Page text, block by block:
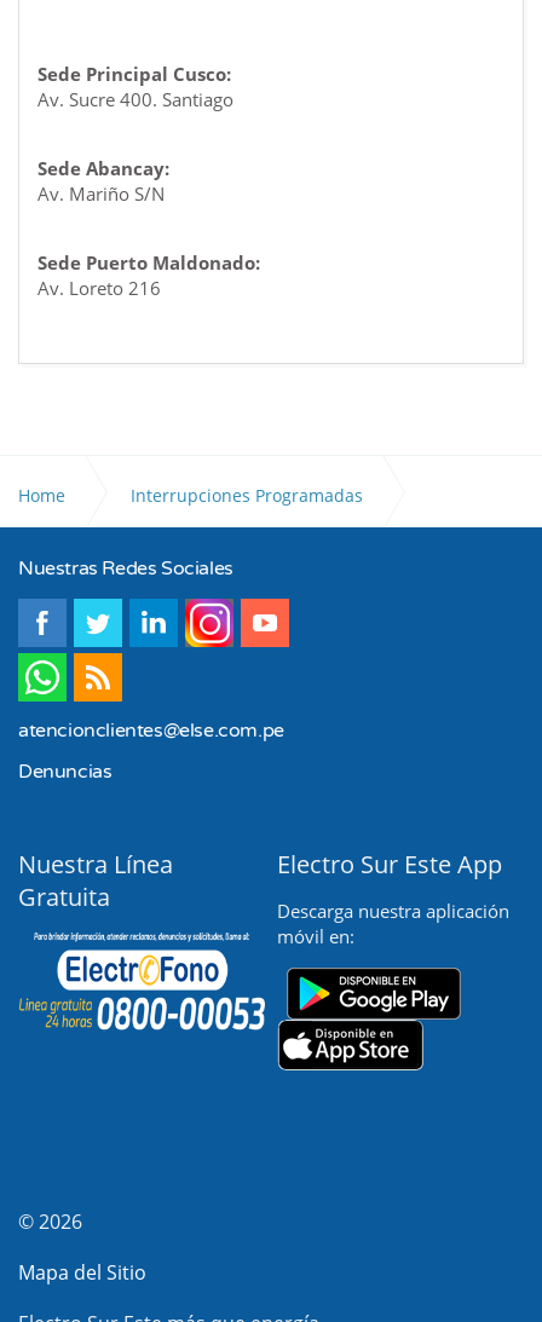
Sede Principal Cusco:
Av. Sucre 400. Santiago
Sede Abancay:
Av. Mariño S/N
Sede Puerto Maldonado:
Av. Loreto 216
Home Interrupciones Programadas
Apurimac
Nuestras Redes Sociales
atencionclientes@else.com.pe
Denuncias
Nuestra Línea
Gratuita
Electro Sur Este App
Descarga nuestra aplicación
móvil en:
© 2026
Mapa del Sitio